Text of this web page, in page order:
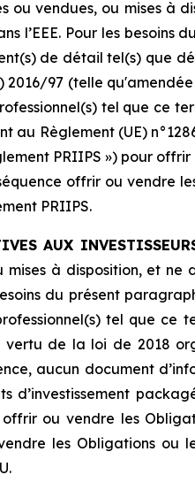
ou vendues, ou mises à
l’EEE. Pour les
de détail tel(s) que
2016/97 (telle
tel que ce
au Règlement (UE)
PRIIPS ») pour
offrir ou vendre
PRIIPS.
AUX
mises à disposition, et
du présent
tel que ce
de la loi de 2018
aucun document
d’investissement
ou vendre les
les Obligations ou